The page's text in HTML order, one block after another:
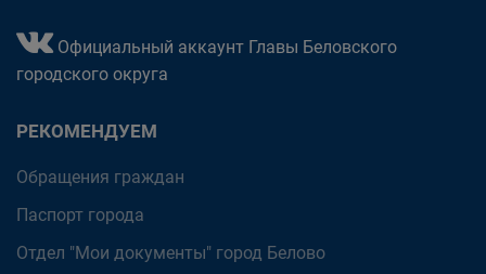
Официальный аккаунт Главы Беловского
городского округа
РЕКОМЕНДУЕМ
Обращения граждан
Паспорт города
Отдел "Мои документы" город Белово